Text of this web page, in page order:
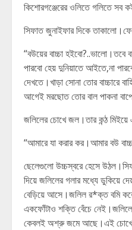
কিশোরগঞ্জেরের ওলিতে গলিতে সব
সিফাত জুনাইফার দিকে
“বউয়ের বাচ্চা হইবো?..ভালো।তবে
পারবো হেয় দুনিয়াতে আইতে,না
দেখতে।খাড়া সোনা তোর বাচ্চারে
আগেই মরছোত তোর বাল পাকনা
জলিলের চোখে জল।তার কন্ঠ
“আমারে যা করার কর।আমার বউ
ছেলেগুলো উচ্চস্বরে হেসে
দিয়ে জলিলের গলার মধ্যে ডুকিয়ে
বেড়িয়ে আসে।জলিল র*ক্ত বমি
একফোঁটাও শক্তি বেঁচে
কেবলই অশ্রু জমে আছে।এই চোখে